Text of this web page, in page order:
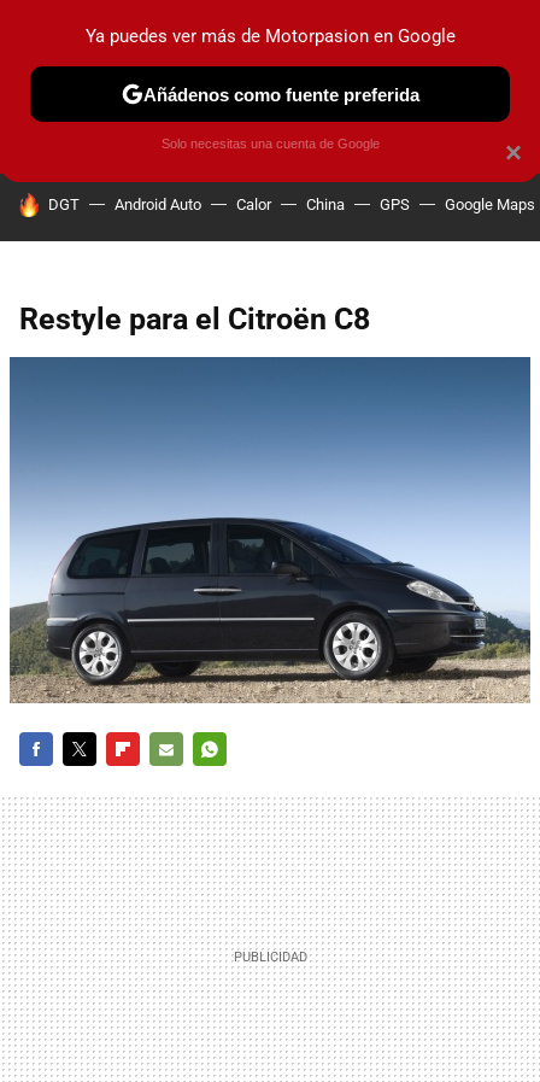
PRUEBAS COCHES ELÉCTRICOS OBSERVATORIO
HOY SE HABLA DE
DGT Android Auto Calor China GPS Google Maps
Restyle para el Citroën C8
MAIL
×
Ya puedes ver más de Motorpasion en Google
Añádenos como fuente preferida
Solo necesitas una cuenta de Google